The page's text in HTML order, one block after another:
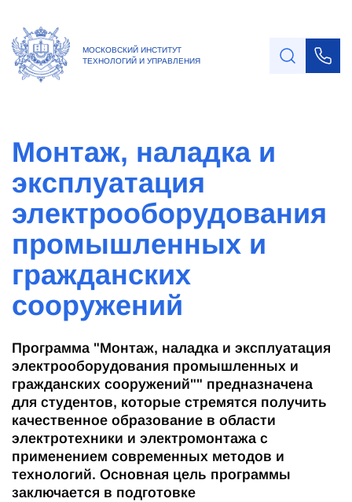
МОСКОВСКИЙ ИНСТИТУТ
ТЕХНОЛОГИЙ И УПРАВЛЕНИЯ
Монтаж, наладка и
эксплуатация
электрооборудования
промышленных и
гражданских
сооружений
Программа "Монтаж, наладка и эксплуатация
электрооборудования промышленных и
гражданских сооружений"" предназначена
для студентов, которые стремятся получить
качественное образование в области
электротехники и электромонтажа с
применением современных методов и
технологий. Основная цель программы
заключается в подготовке